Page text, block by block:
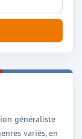
généraliste
variés, en